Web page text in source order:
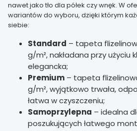
nawet jako tło dla półek czy wnęk. W
wariantów do wyboru, dzięki którym
siebie:
Standard – tapeta
g/m², nakładana przy użyciu
elegancka;
Premium – tapeta
g/m², wyjątkowo trwała,
łatwa w czyszczeniu;
Samoprzylepna – idealna
poszukujących łatwego